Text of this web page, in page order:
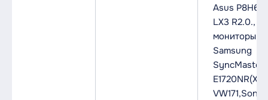
Asus P8H61-
LX3 R2.0.,
мониторы:
Samsung
SyncMaster
E1720NR(X),
VW171,Sony